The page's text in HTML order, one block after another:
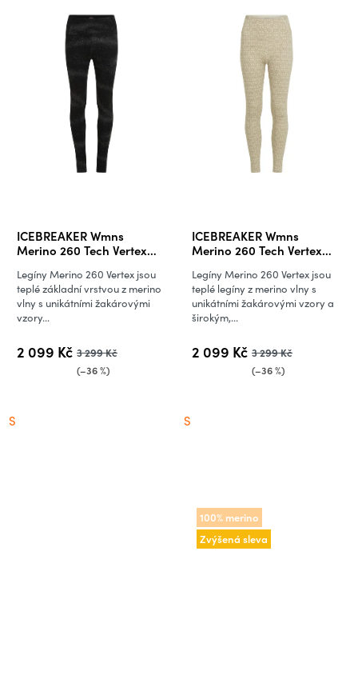
ICEBREAKER Wmns
Merino 260 Tech Vertex
Chillwav,
Black/Obsidian/J (vzorek)
2 099 Kč 3 299 Kč
(–36 %)
Legíny Merino 260 Vertex jsou
teplé základní vrstvou z merino
vlny s unikátními žakárovými
vzory...
S
ICEBREAKER Wmns
Merino 260 Tech Vertex
AlpGeo, Undyed/Cumin/J
(vzorek)
2 099 Kč 3 299 Kč
(–36 %)
Legíny Merino 260 Vertex jsou
teplé legíny z merino vlny s
unikátními žakárovými vzory a
širokým,...
S
100% merino
Zvýšená sleva